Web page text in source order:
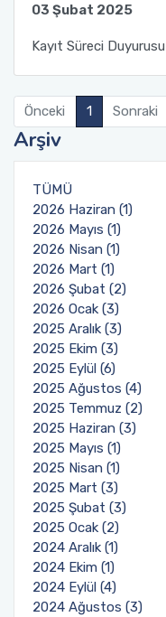
03 Şubat 2025
Kayıt Süreci Duyurusu
Önceki 1 Sonraki
Arşiv
TÜMÜ
2026 Haziran (1)
2026 Mayıs (1)
2026 Nisan (1)
2026 Mart (1)
2026 Şubat (2)
2026 Ocak (3)
2025 Aralık (3)
2025 Ekim (3)
2025 Eylül (6)
2025 Ağustos (4)
2025 Temmuz (2)
2025 Haziran (3)
2025 Mayıs (1)
2025 Nisan (1)
2025 Mart (3)
2025 Şubat (3)
2025 Ocak (2)
2024 Aralık (1)
2024 Ekim (1)
2024 Eylül (4)
2024 Ağustos (3)